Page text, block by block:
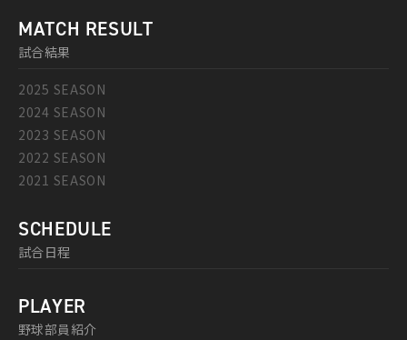
MATCH RESULT
試合結果
2025 SEASON
2024 SEASON
2023 SEASON
2022 SEASON
2021 SEASON
SCHEDULE
試合日程
PLAYER
野球部員紹介